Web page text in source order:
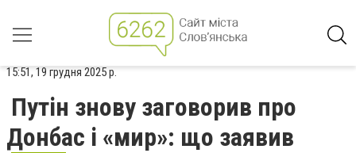
15:51, 19 грудня 2025 р.
Путін знову заговорив про
Донбас і «мир»: що заявив